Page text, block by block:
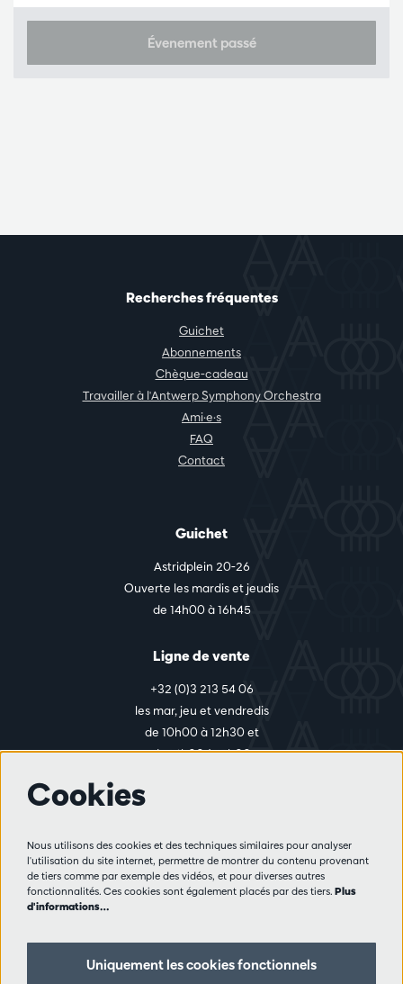
Évenement passé
Recherches fréquentes
Guichet
Abonnements
Chèque-cadeau
Travailler à l'Antwerp Symphony Orchestra
Ami·e·s
FAQ
Contact
Guichet
Astridplein 20-26
Ouverte les mardis et jeudis
de 14h00 à 16h45
Ligne de vente
+32 (0)3 213 54 06
les mar, jeu et vendredis
de 10h00 à 12h30 et
de 14h00 à 17h00
Règlement des visiteurs
Vie privée
Partenaires
Cookies
Nous utilisons des cookies et des techniques similaires pour analyser
l'utilisation du site internet, permettre de montrer du contenu provenant
de tiers comme par exemple des vidéos, et pour diverses autres
fonctionnalités. Ces cookies sont également placés par des tiers. Plus
d'informations…
Uniquement les cookies fonctionnels